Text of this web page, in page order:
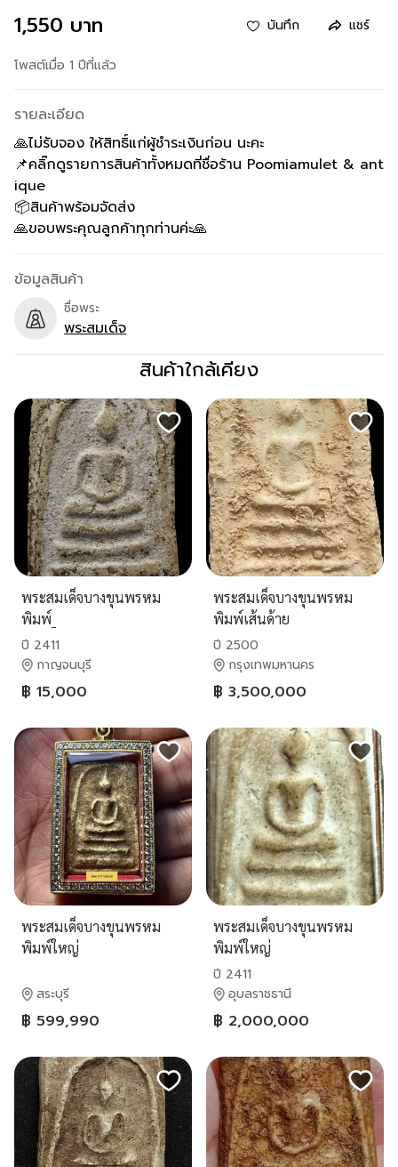
1,550 บาท
บันทึก แชร์
โพสต์เมื่อ 1 ปีที่แล้ว
รายละเอียด
🙏ไม่รับจอง ให้สิทธิ์แก่ผู้ชำระเงินก่อน นะคะ
📌คลิ๊กดูรายการสินค้าทั้งหมดที่ชื่อร้าน Poomiamulet & ant
ique
📦สินค้าพร้อมจัดส่ง
🙏ขอบพระคุณลูกค้าทุกท่านค่ะ🙏
ข้อมูลสินค้า
ชื่อพระ
พระสมเด็จ
สินค้าใกล้เคียง
พระสมเด็จบางขุนพรหม
พิมพ์_
ปี 2411
กาญจนบุรี
฿ 15,000
พระสมเด็จบางขุนพรหม
พิมพ์เส้นด้าย
ปี 2500
กรุงเทพมหานคร
฿ 3,500,000
พระสมเด็จบางขุนพรหม
พิมพ์ใหญ่
สระบุรี
฿ 599,990
พระสมเด็จบางขุนพรหม
พิมพ์ใหญ่
ปี 2411
อุบลราชธานี
฿ 2,000,000